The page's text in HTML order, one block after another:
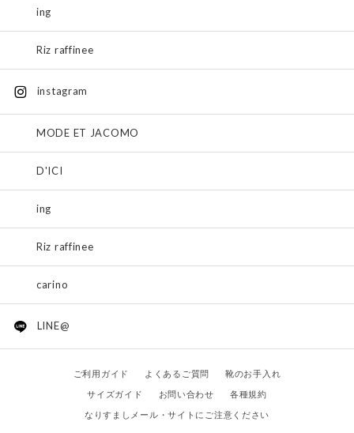
ing
Riz raffinee
instagram
MODE ET JACOMO
D'ICI
ing
Riz raffinee
carino
LINE@
ご利用ガイド よくあるご質問
靴のお手入れ
サイズガイド
お問い合わせ
各種規約
なりすましメール・サイトにご注意ください